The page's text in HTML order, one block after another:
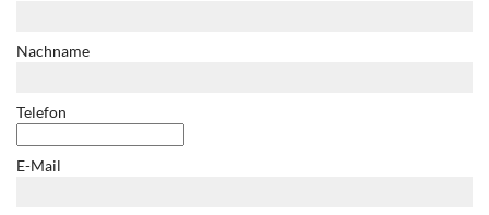
Nachname
Telefon
E-Mail